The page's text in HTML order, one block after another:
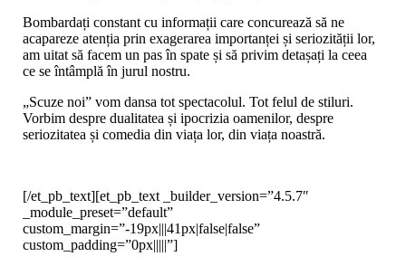
Bombardați constant cu informații care concurează să ne
acapareze atenția prin exagerarea importanței și seriozității lor,
am uitat să facem un pas în spate și să privim detașați la ceea
ce se întâmplă în jurul nostru.
„Scuze noi” vom dansa tot spectacolul. Tot felul de stiluri.
Vorbim despre dualitatea și ipocrizia oamenilor, despre
seriozitatea și comedia din viața lor, din viața noastră.
[/et_pb_text][et_pb_text _builder_version=”4.5.7″
_module_preset=”default”
custom_margin=”-19px|||41px|false|false”
custom_padding=”0px|||||”]